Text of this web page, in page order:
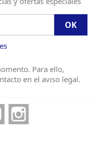
Para ello,
en el aviso legal.
YouTube